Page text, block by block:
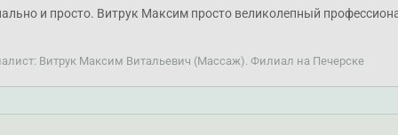
и просто. Витрук Максим просто великолепный
Витрук Максим Витальевич (Массаж). Филиал на Печерске